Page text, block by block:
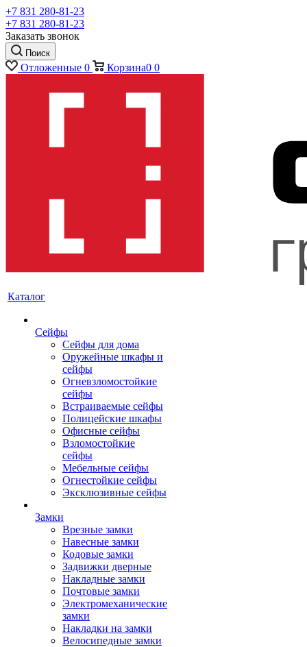
+7 831 280-81-23
+7 831 280-81-23
Заказать звонок
Поиск
Отложенные 0 Корзина0 0
Каталог
Сейфы
Сейфы для дома
Оружейные шкафы и
сейфы
Огневзломостойкие
сейфы
Встраиваемые сейфы
Полицейские шкафы
Офисные сейфы
Взломостойкие
сейфы
Мебельные сейфы
Огнестойкие сейфы
Эксклюзивные сейфы
Замки
Врезные замки
Навесные замки
Кодовые замки
Задвижки дверные
Накладные замки
Почтовые замки
Электромеханические
замки
Накладки на замки
Велосипедные замки